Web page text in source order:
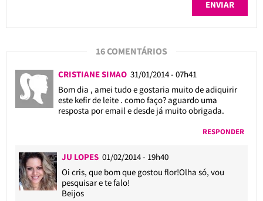
16 COMENTÁRIOS
CRISTIANE SIMAO 31/01/2014 - 07h41
Bom dia , amei tudo e gostaria muito de adiquirir
este kefir de leite . como faço? aguardo uma
resposta por email e desde já muito obrigada.
RESPONDER
JU LOPES 01/02/2014 - 19h40
Oi cris, que bom que gostou flor!Olha só, vou
pesquisar e te falo!
Beijos